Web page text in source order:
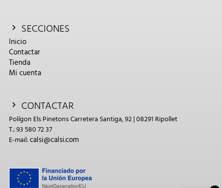
SECCIONES
Inicio
Contactar
Tienda
Mi cuenta
CONTACTAR
Polígon Els Pinetons Carretera Santiga, 92 | 08291 Ripollet
T.: 93 580 72 37
E-mail:calsi@calsi.com